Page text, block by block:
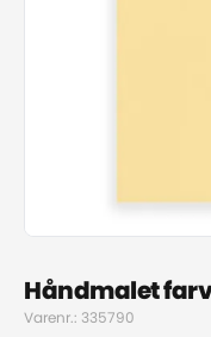
Håndmalet
Varenr.: 335790